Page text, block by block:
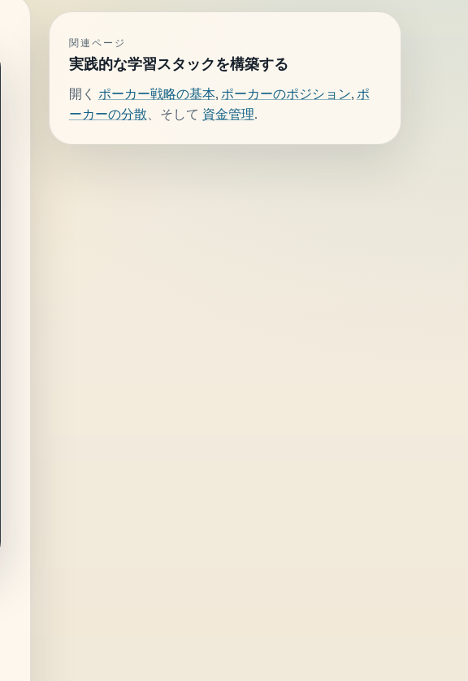
関連ページ
実践的な学習スタックを構築する
開く ポーカー戦略の基本,ポーカーのポジション,ポ
ーカーの分散、そして 資金管理.